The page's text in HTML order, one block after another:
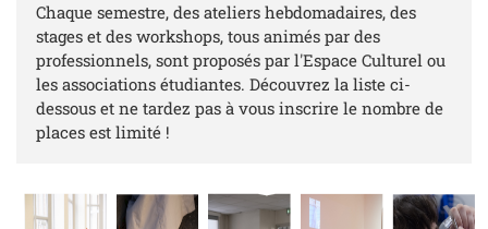
Chaque semestre, des ateliers hebdomadaires, des
stages et des workshops, tous animés par des
professionnels, sont proposés par l'Espace Culturel ou
les associations étudiantes. Découvrez la liste ci-
dessous et ne tardez pas à vous inscrire le nombre de
places est limité !